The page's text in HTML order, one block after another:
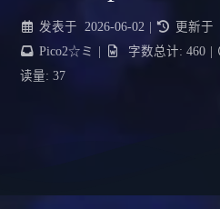
发表于 2026-06-02 更新于
Pico2☆ミ
字数总计: 460
读量: 37